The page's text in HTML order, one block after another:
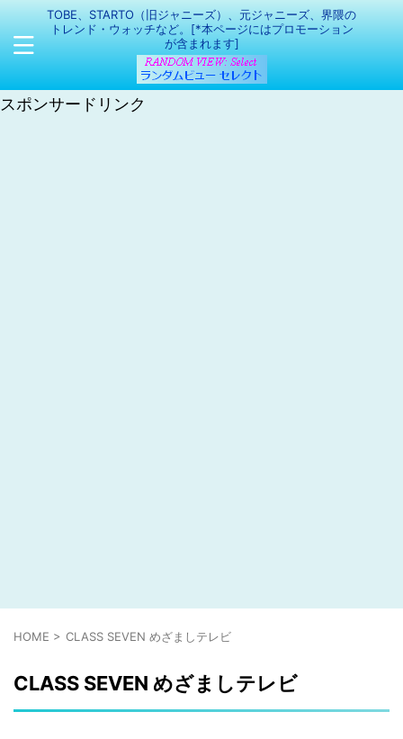
TOBE、STARTO（旧ジャニーズ）、元ジャニーズ、界隈の
トレンド・ウォッチなど。[*本ページにはプロモーション
が含まれます]
スポンサードリンク
HOME > CLASS SEVEN めざましテレビ
CLASS SEVEN めざましテレビ